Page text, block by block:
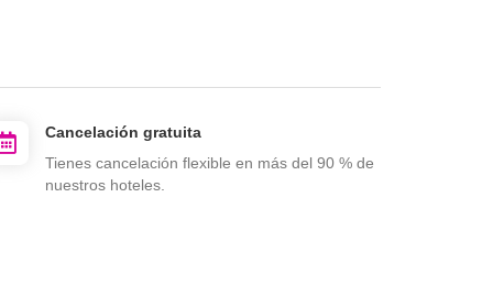
Cancelación gratuita
Tienes cancelación flexible en más del 90 % de
nuestros hoteles.